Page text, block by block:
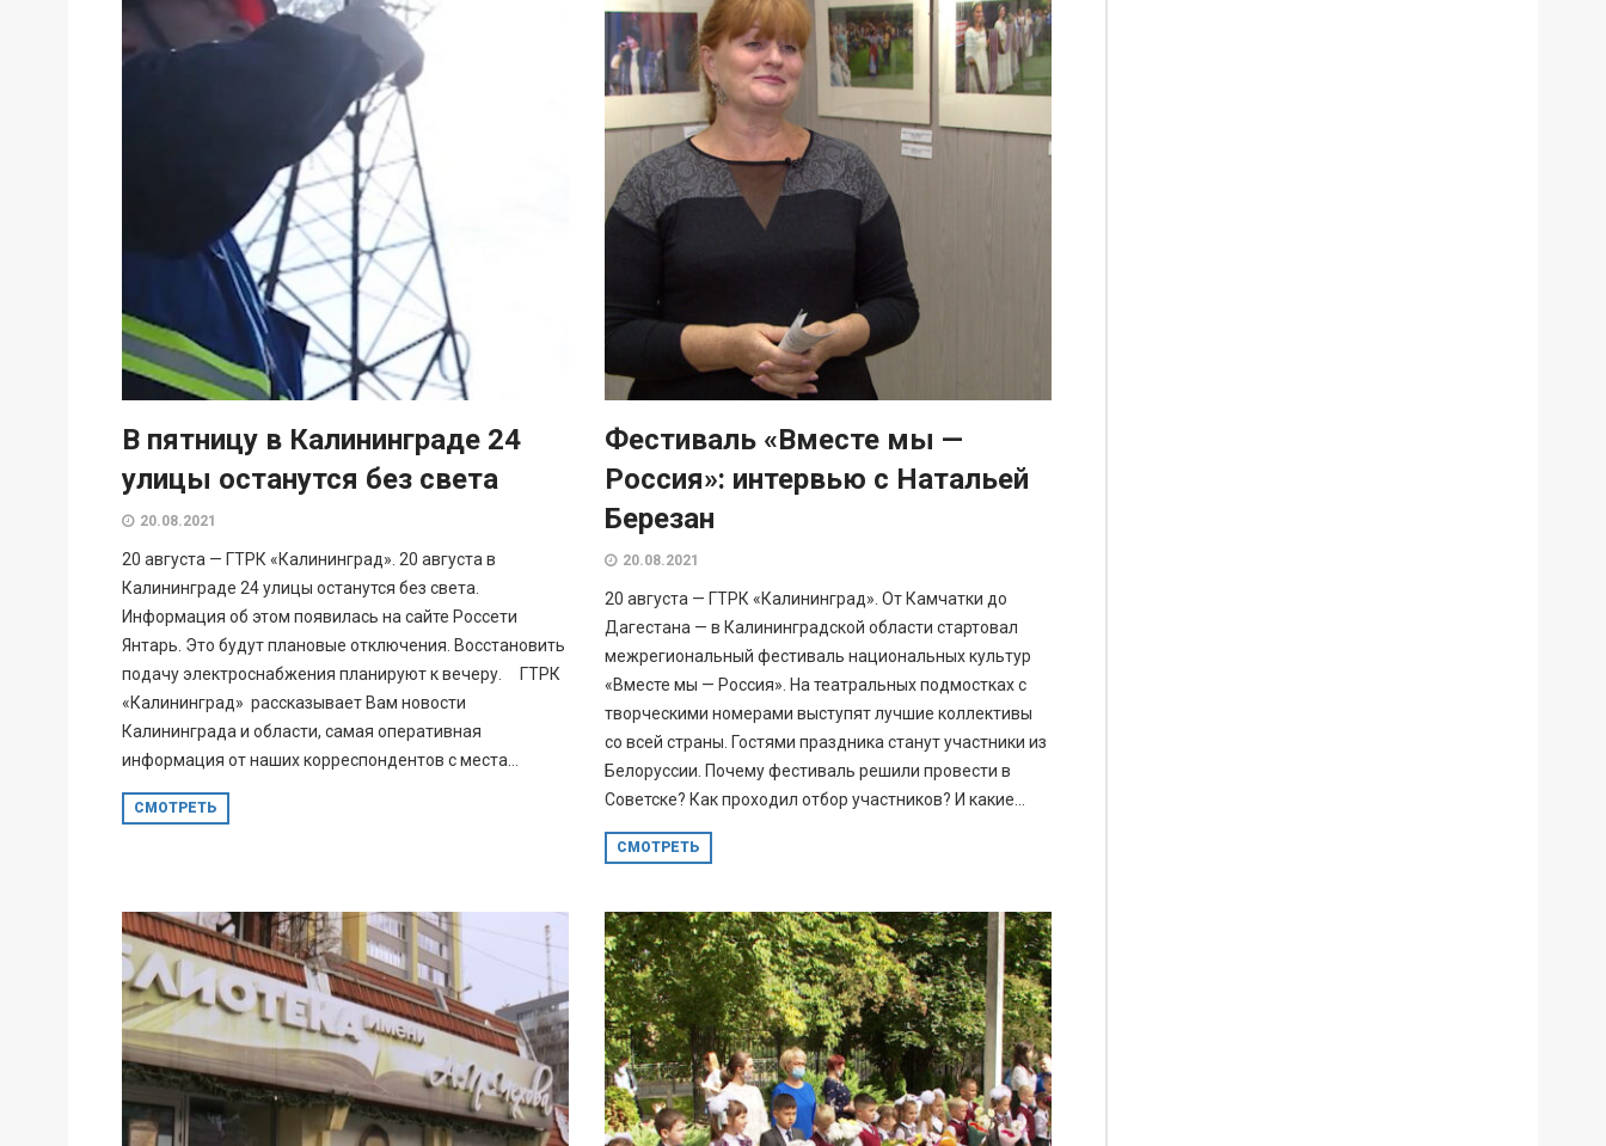
В пятницу в Калининграде 24
улицы останутся без света
20.08.2021
20 августа — ГТРК «Калининград». 20 августа в
Калининграде 24 улицы останутся без света.
Информация об этом появилась на сайте Россети
Янтарь. Это будут плановые отключения. Восстановить
подачу электроснабжения планируют к вечеру. ГТРК
«Калининград» рассказывает Вам новости
Калининграда и области, самая оперативная
информация от наших корреспондентов с места...
СМОТРЕТЬ
Фестиваль «Вместе мы —
Россия»: интервью с Натальей
Березан
20.08.2021
20 августа — ГТРК «Калининград». От Камчатки до
Дагестана — в Калининградской области стартовал
межрегиональный фестиваль национальных культур
«Вместе мы — Россия». На театральных подмостках с
творческими номерами выступят лучшие коллективы
со всей страны. Гостями праздника станут участники из
Белоруссии. Почему фестиваль решили провести в
Советске? Как проходил отбор участников? И какие...
СМОТРЕТЬ